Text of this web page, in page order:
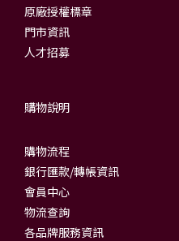
原廠授權標章
門市資訊
人才招募
購物說明
購物流程
銀行匯款/轉帳資訊
會員中心
物流查詢
各品牌服務資訊